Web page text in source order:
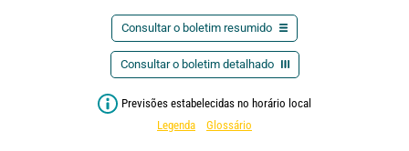
Consultar o boletim resumido
Consultar o boletim detalhado
Previsões estabelecidas no horário local
Legenda
Glossário